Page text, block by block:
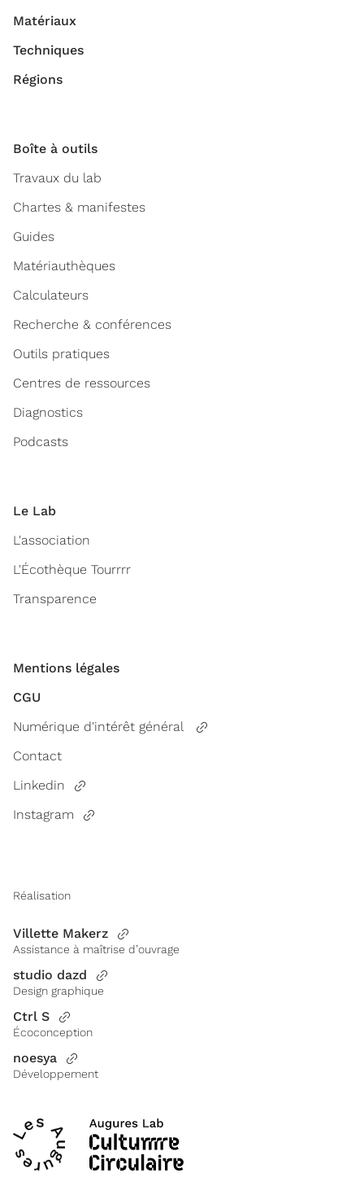
Matériaux
Techniques
Régions
Boîte à outils
Travaux du lab
Chartes & manifestes
Guides
Matériauthèques
Calculateurs
Recherche & conférences
Outils pratiques
Centres de ressources
Diagnostics
Podcasts
Le Lab
L'association
L'Écothèque Tourrrr
Transparence
Mentions légales
CGU
Numérique d'intérêt général
Contact
Linkedin
Instagram
Réalisation
Villette Makerz
Assistance à maîtrise d’ouvrage
studio dazd
Design graphique
Ctrl S
Écoconception
noesya
Développement